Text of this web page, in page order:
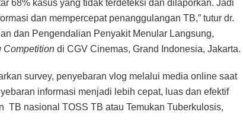
68% kasus yang tidak terdeteksi dan dilaporkan. Jadi
dan mempercepat penanggulangan TB,” tutur dr.
dan Pengendalian Penyakit Menular Langsung,
Competition di CGV Cinemas, Grand Indonesia, Jakarta.
survey, penyebaran vlog melalui media online saat
informasi menjadi lebih cepat, luas dan efektif
nasional TOSS TB atau Temukan Tuberkulosis,